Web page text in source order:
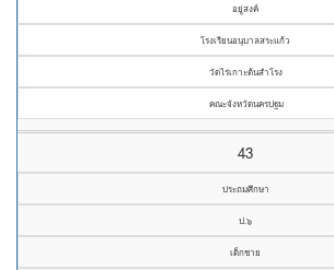
อยู่สงค์
โรงเรียนอนุบาลสระแก้ว
วัดไร่เกาะต้นสำโรง
คณะจังหวัดนครปฐม
43
ประถมศึกษา
ป.๖
เด็กชาย